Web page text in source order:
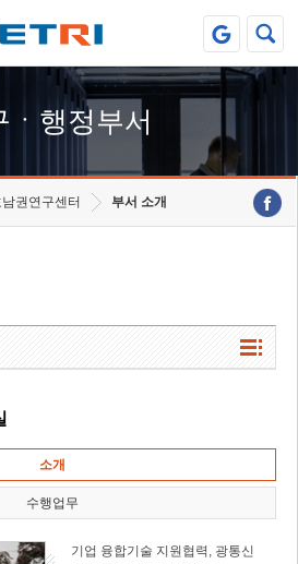
ㆍ행정부서
남권연구센터 부서 소개
소개
수행업무
기업 융합기술 지원협력, 광통신